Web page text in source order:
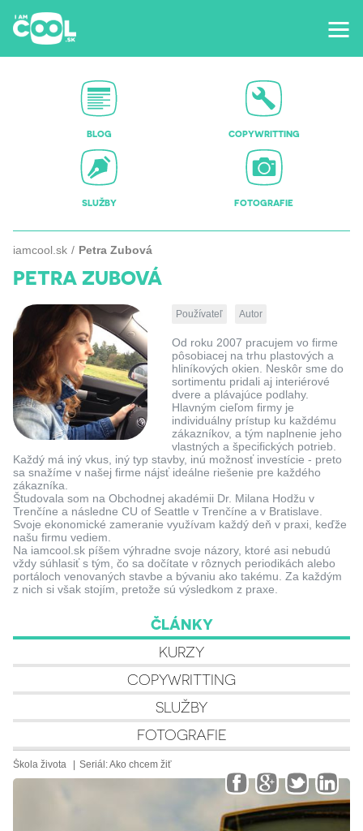
BLOG COPYWRITTING
SLUŽBY FOTOGRAFIE
iamcool.sk Petra Zubová
PETRA ZUBOVÁ
Používateľ Autor
Od roku 2007 pracujem vo firme
pôsobiacej na trhu plastových a
hliníkových okien. Neskôr sme do
sortimentu pridali aj interiérové
dvere a plávajúce podlahy.
Hlavným cieľom firmy je
individuálny prístup ku každému
zákazníkov, a tým naplnenie jeho
vlastných a špecifických potrieb.
Každý má iný vkus, iný typ stavby, inú možnosť investície - preto
sa snažíme v našej firme nájsť ideálne riešenie pre každého
zákazníka.
Študovala som na Obchodnej akadémii Dr. Milana Hodžu v
Trenčíne a následne CU of Seattle v Trenčíne a v Bratislave.
Svoje ekonomické zameranie využívam každý deň v praxi, keďže
našu firmu vediem.
Na iamcool.sk píšem výhradne svoje názory, ktoré asi nebudú
vždy súhlasiť s tým, čo sa dočítate v rôznych periodikách alebo
portáloch venovaných stavbe a bývaniu ako takému. Za každým
z nich si však stojím, pretože sú výsledkom z praxe.
ČLÁNKY
KURZY
COPYWRITTING
SLUŽBY
FOTOGRAFIE
Škola života Seriál:Ako chcem žiť